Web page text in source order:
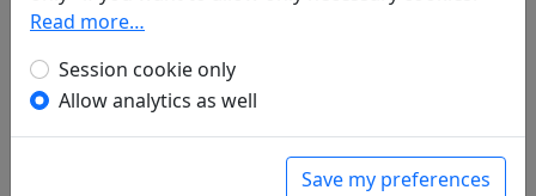
Bibliographischen Instituts, 1875. p. 44.
Friedrich Rückert
Regenwetter
Display translation
in: Rückert, Friedrich.Schi-king. Chinesisches
Deutschen angeeignet von Friedrich Rückert.
Altona: J. F. Hammerich, 1833. p. 99.
Read more…
Session cookie only
Allow analytics as well
Save my preferences